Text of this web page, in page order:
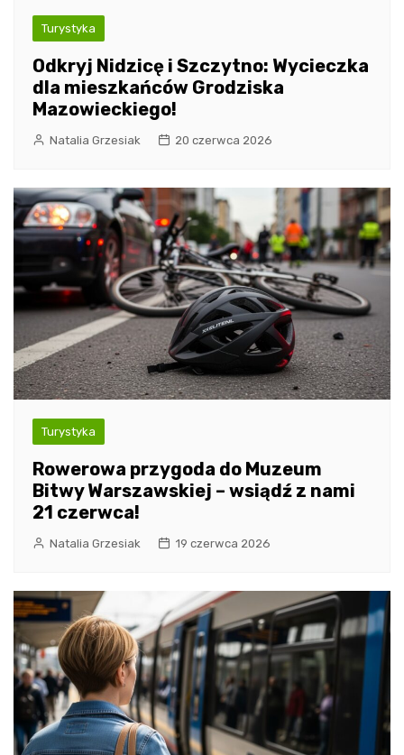
Turystyka
Odkryj Nidzicę i Szczytno: Wycieczka
dla mieszkańców Grodziska
Mazowieckiego!
Natalia Grzesiak 20 czerwca 2026
Turystyka
Rowerowa przygoda do Muzeum
Bitwy Warszawskiej – wsiądź z nami
21 czerwca!
Natalia Grzesiak 19 czerwca 2026